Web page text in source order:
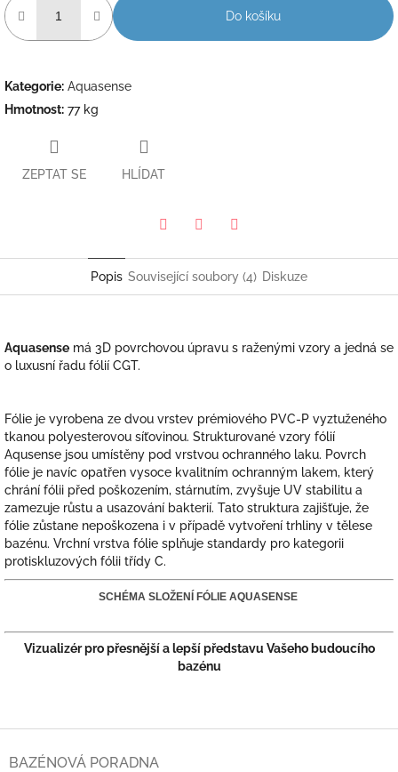
Do košíku
Kategorie: Aquasense
Hmotnost: 77 kg
ZEPTAT SE HLÍDAT
Popis Související soubory (4) Diskuze
Aquasense má 3D povrchovou úpravu s raženými vzory a jedná se
o luxusní řadu fólií CGT.
Fólie je vyrobena ze dvou vrstev prémiového PVC-P vyztuženého
tkanou polyesterovou síťovinou. Strukturované vzory fólií
Aqusense jsou umístěny pod vrstvou ochranného laku. Povrch
fólie je navíc opatřen vysoce kvalitním ochranným lakem, který
chrání fólii před poškozením, stárnutím, zvyšuje UV stabilitu a
zamezuje růstu a usazování bakterií. Tato struktura zajišťuje, že
fólie zůstane nepoškozena i v případě vytvoření trhliny v tělese
bazénu. Vrchní vrstva fólie splňuje standardy pro kategorii
protiskluzových fólii třídy C.
SCHÉMA SLOŽENÍ FÓLIE AQUASENSE
Vizualizér pro přesnější a lepší představu Vašeho budoucího
bazénu
BAZÉNOVÁ PORADNA